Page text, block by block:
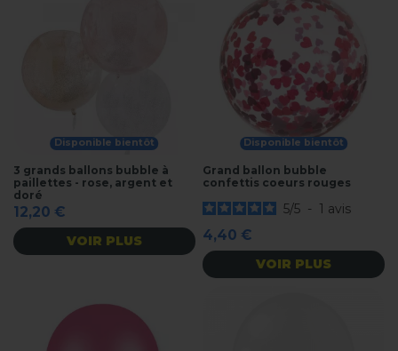
Disponible bientôt
3 grands ballons bubble à
paillettes - rose, argent et
doré
12,20 €
VOIR PLUS
Disponible bientôt
Grand ballon bubble
confettis coeurs rouges
5/5 - 1 avis
4,40 €
VOIR PLUS